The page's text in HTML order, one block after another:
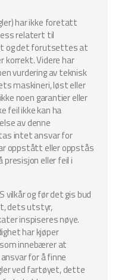
har ikke foretatt
relatert til
og det forutsettes at
korrekt. Videre har
vurdering av teknisk
maskineri, løst eller
noen garantier eller
feil ikke kan ha
av denne
intet ansvar for
oppstått eller oppstås
presisjon eller feil i
vilkår og før det gis bud
dets utstyr,
inspiseres nøye.
har kjøper
innebærer at
for å finne
ved fartøyet, dette